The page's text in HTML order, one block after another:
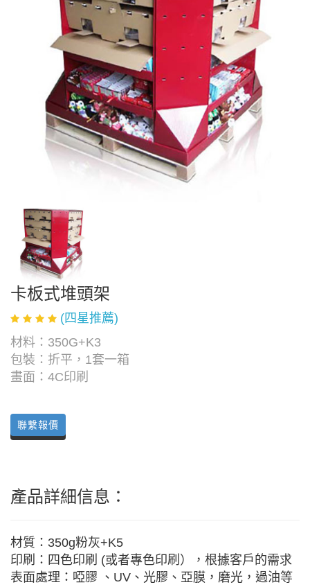
卡板式堆頭架
(四星推薦)
材料：350G+K3
包裝：折平，1套一箱
畫面：4C印刷
聯繫報價
產品詳細信息：
材質：350g粉灰+K5
印刷：四色印刷 (或者專色印刷），根據客戶的需求
表面處理：啞膠 、UV、光膠、亞膜，磨光，過油等